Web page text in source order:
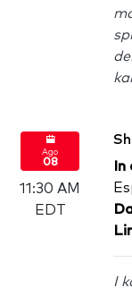
Ago
08
11:30 AM
EDT
I